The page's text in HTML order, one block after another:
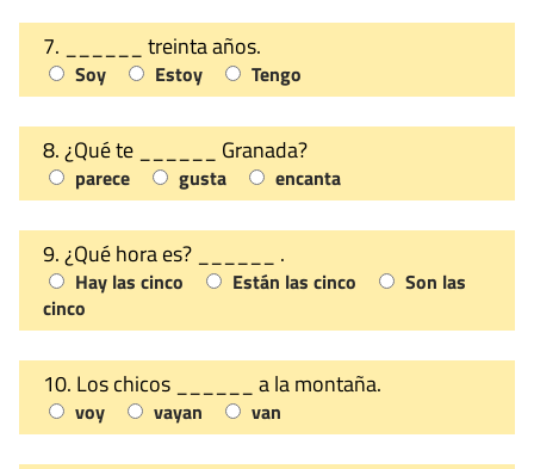
7. ______ treinta años.
Soy Estoy Tengo
8. ¿Qué te ______ Granada?
parece gusta encanta
9. ¿Qué hora es? ______ .
Hay las cinco Están las cinco
Son las
cinco
10. Los chicos ______ a la montaña.
voy vayan van